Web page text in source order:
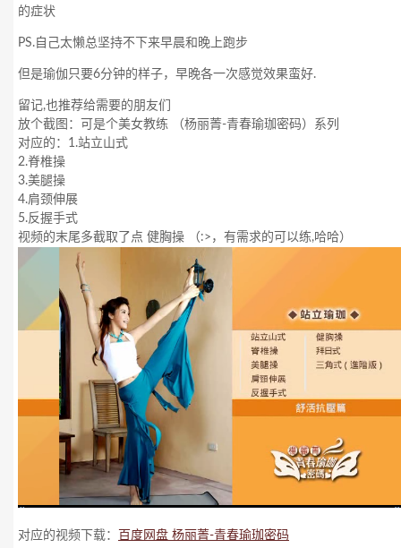
的症状
PS.自己太懒总坚持不下来早晨和晚上跑步
但是瑜伽只要6分钟的样子，早晚各一次感觉效果蛮好.
留记,也推荐给需要的朋友们
放个截图：可是个美女教练 （杨丽菁-青春瑜珈密码）系列
对应的：1.站立山式
2.脊椎操
3.美腿操
4.肩颈伸展
5.反握手式
视频的末尾多截取了点 健胸操 （:>，有需求的可以练,哈哈）
对应的视频下载： 百度网盘 杨丽菁-青春瑜珈密码